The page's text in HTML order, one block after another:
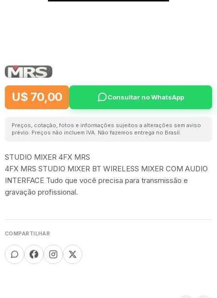
U$ 70,00 Consultar no WhatsApp
Preços, cotação, fotos e informações sujeitos a alterações sem aviso
prévio. Preços não incluem IVA. Não fazemos entrega no Brasil.
STUDIO MIXER 4FX MRS
4FX MRS STUDIO MIXER BT WIRELESS MIXER COM AUDIO
INTERFACE Tudo que você precisa para transmissão e
gravação profissional.
COMPARTILHAR